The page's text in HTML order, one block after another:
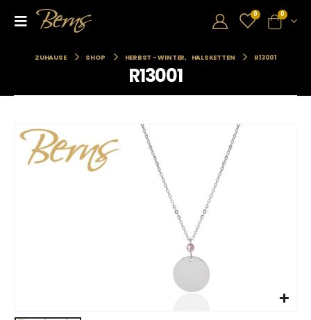
0 0
ZUHAUSE SHOP HERBST - WINTER, HALSKETTEN R13001
R13001